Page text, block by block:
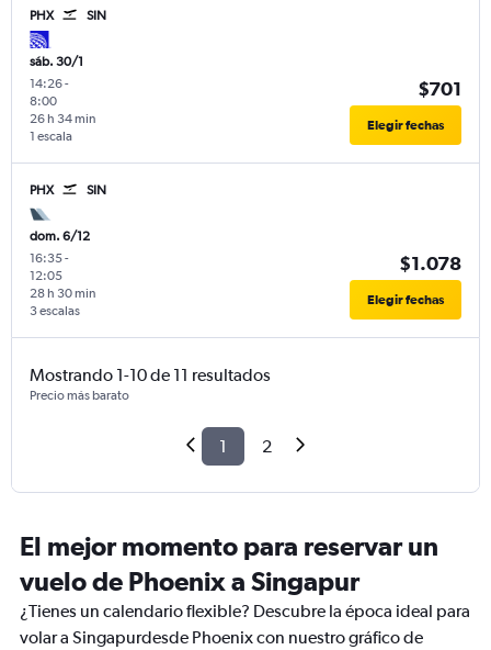
PHX SIN
sáb. 30/1
14:26-
8:00
1 escala
26 h 34 min
$701
Elegir fechas
PHX SIN
dom. 6/12
16:35-
12:05
3 escalas
28 h 30 min
$1.078
Elegir fechas
Mostrando 1-10 de 11 resultados
Precio más barato
1 2
El mejor momento para reservar un
vuelo de Phoenix a Singapur
¿Tienes un calendario flexible? Descubre la época ideal para
volar a Singapurdesde Phoenix con nuestro gráfico de